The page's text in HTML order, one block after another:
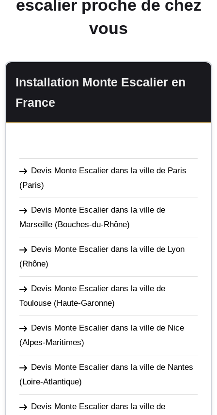
escalier proche de chez
vous
Installation Monte Escalier en
France
Devis Monte Escalier dans la ville de Paris
(Paris)
Devis Monte Escalier dans la ville de
Marseille (Bouches-du-Rhône)
Devis Monte Escalier dans la ville de Lyon
(Rhône)
Devis Monte Escalier dans la ville de
Toulouse (Haute-Garonne)
Devis Monte Escalier dans la ville de Nice
(Alpes-Maritimes)
Devis Monte Escalier dans la ville de Nantes
(Loire-Atlantique)
Devis Monte Escalier dans la ville de